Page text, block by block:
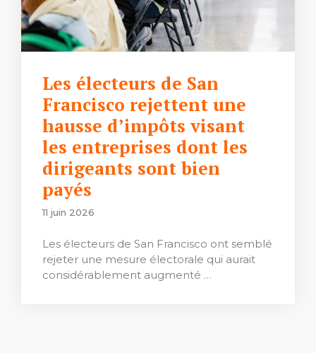
Les électeurs de San
Francisco rejettent une
hausse d’impôts visant
les entreprises dont les
dirigeants sont bien
payés
11 juin 2026
Les électeurs de San Francisco ont semblé
rejeter une mesure électorale qui aurait
considérablement augmenté …